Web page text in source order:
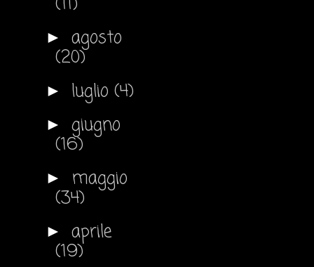
► agosto
(20)
► luglio (4)
► giugno
(16)
► maggio
(34)
► aprile
(19)